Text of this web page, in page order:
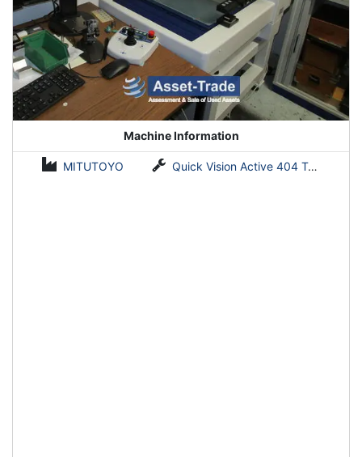
Machine Information
MITUTOYO Quick Vision Active 404 Touch Probe